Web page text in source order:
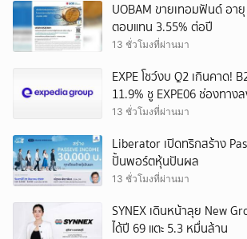
UOBAM ขายเทอมฟันด์ อา
ตอบแทน 3.55% ต่อปี
13 ชั่วโมงที่ผ่านมา
EXPE โชว์งบ Q2 เกินคาด!
11.9% ชู EXPE06 ช่องทาง
13 ชั่วโมงที่ผ่านมา
Liberator เปิดทริกสร้าง
ปั้นพอร์ตหุ้นปันผล
13 ชั่วโมงที่ผ่านมา
SYNEX เดินหน้าลุย New
ได้ปี 69 แตะ 5.3 หมื่นล้าน